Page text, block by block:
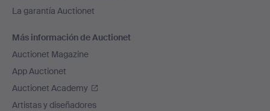
La garantía Auctionet
Más información de Auctionet
Auctionet Magazine
App Auctionet
Auctionet Academy
Artistas y diseñadores